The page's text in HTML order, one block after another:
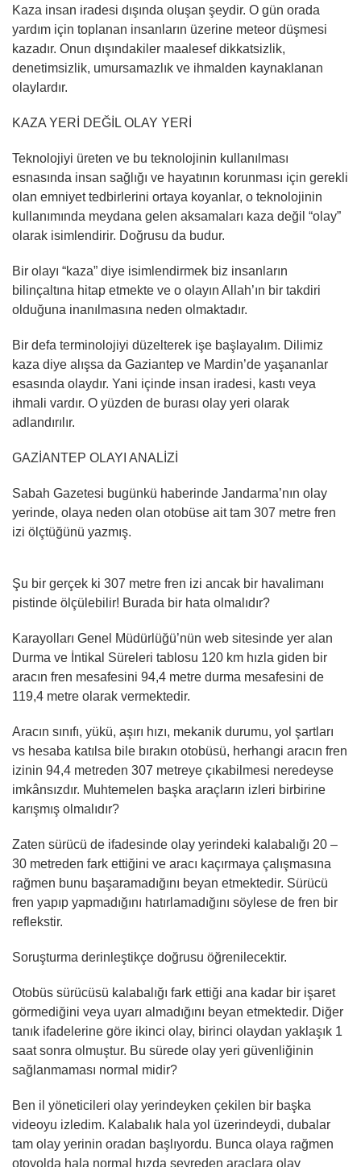
Kaza insan iradesi dışında oluşan şeydir. O gün orada
yardım için toplanan insanların üzerine meteor düşmesi
kazadır. Onun dışındakiler maalesef dikkatsizlik,
denetimsizlik, umursamazlık ve ihmalden kaynaklanan
olaylardır.
KAZA YERİ DEĞİL OLAY YERİ
Teknolojiyi üreten ve bu teknolojinin kullanılması
esnasında insan sağlığı ve hayatının korunması için gerekli
olan emniyet tedbirlerini ortaya koyanlar, o teknolojinin
kullanımında meydana gelen aksamaları kaza değil “olay”
olarak isimlendirir. Doğrusu da budur.
Bir olayı “kaza” diye isimlendirmek biz insanların
bilinçaltına hitap etmekte ve o olayın Allah’ın bir takdiri
olduğuna inanılmasına neden olmaktadır.
Bir defa terminolojiyi düzelterek işe başlayalım. Dilimiz
kaza diye alışsa da Gaziantep ve Mardin’de yaşananlar
esasında olaydır. Yani içinde insan iradesi, kastı veya
ihmali vardır. O yüzden de burası olay yeri olarak
adlandırılır.
GAZİANTEP OLAYI ANALİZİ
Sabah Gazetesi bugünkü haberinde Jandarma’nın olay
yerinde, olaya neden olan otobüse ait tam 307 metre fren
izi ölçtüğünü yazmış.
Şu bir gerçek ki 307 metre fren izi ancak bir havalimanı
pistinde ölçülebilir! Burada bir hata olmalıdır?
Karayolları Genel Müdürlüğü’nün web sitesinde yer alan
Durma ve İntikal Süreleri tablosu 120 km hızla giden bir
aracın fren mesafesini 94,4 metre durma mesafesini de
119,4 metre olarak vermektedir.
Aracın sınıfı, yükü, aşırı hızı, mekanik durumu, yol şartları
vs hesaba katılsa bile bırakın otobüsü, herhangi aracın fren
izinin 94,4 metreden 307 metreye çıkabilmesi neredeyse
imkânsızdır. Muhtemelen başka araçların izleri birbirine
karışmış olmalıdır?
Zaten sürücü de ifadesinde olay yerindeki kalabalığı 20 –
30 metreden fark ettiğini ve aracı kaçırmaya çalışmasına
rağmen bunu başaramadığını beyan etmektedir. Sürücü
fren yapıp yapmadığını hatırlamadığını söylese de fren bir
reflekstir.
Soruşturma derinleştikçe doğrusu öğrenilecektir.
Otobüs sürücüsü kalabalığı fark ettiği ana kadar bir işaret
görmediğini veya uyarı almadığını beyan etmektedir. Diğer
tanık ifadelerine göre ikinci olay, birinci olaydan yaklaşık 1
saat sonra olmuştur. Bu sürede olay yeri güvenliğinin
sağlanmaması normal midir?
Ben il yöneticileri olay yerindeyken çekilen bir başka
videoyu izledim. Kalabalık hala yol üzerindeydi, dubalar
tam olay yerinin oradan başlıyordu. Bunca olaya rağmen
otoyolda hala normal hızda seyreden araçlara olay